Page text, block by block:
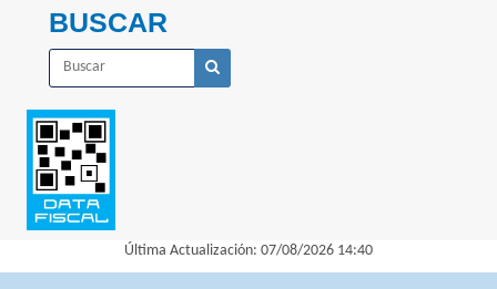
BUSCAR
Última Actualización: 07/08/2026 14:40